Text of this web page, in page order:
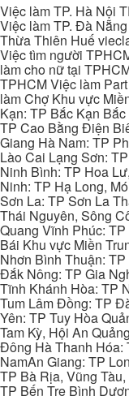
Việc làm TP. Hà Nội
Việc làm TP. Đà
Thừa Thiên Huế
Việc tìm người
làm cho nữ tại
TPHCM Việc làm
làm Chợ Khu vực
Kạn: TP Bắc Kạn
TP Cao Bằng Điện
Giang Hà Nam: TP
Lào Cai Lạng Sơn:
Ninh Bình: TP Hoa
Ninh: TP Hạ Long,
Sơn La: TP Sơn La
Thái Nguyên, Sông
Quang Vĩnh Phúc:
Bái Khu vực Miền
Nhơn Bình Thuận:
Đắk Nông: TP Gia
Tĩnh Khánh Hòa: TP
Tum Lâm Đồng: TP
Yên: TP Tuy Hòa
Tam Kỳ, Hội An
Đông Hà Thanh Hóa:
NamAn Giang: TP
TP Bà Rịa, Vũng
TP Bến Tre Bình